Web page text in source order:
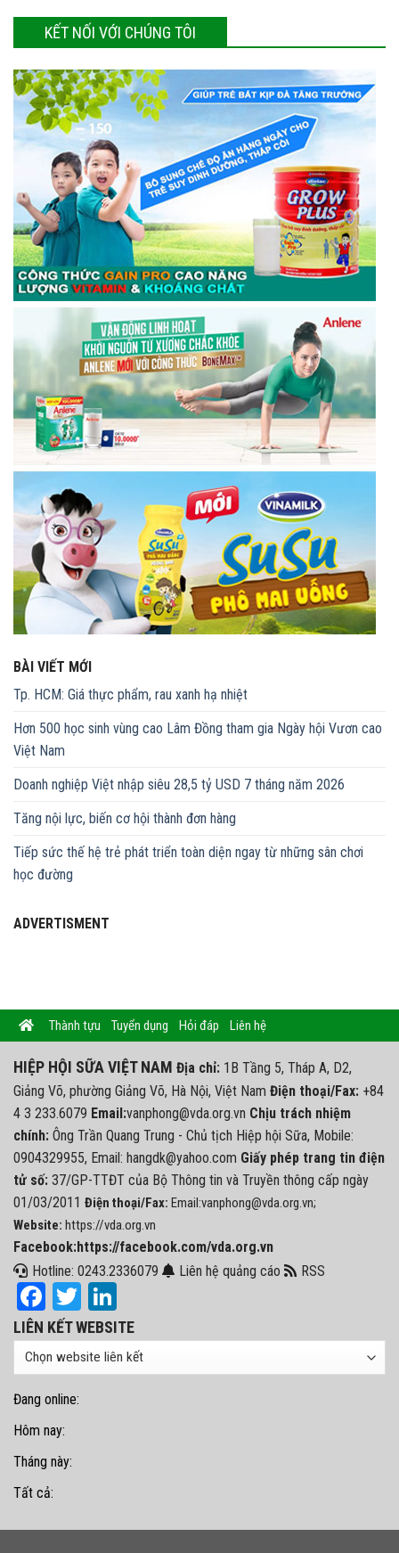
KẾT NỐI VỚI CHÚNG TÔI
BÀI VIẾT MỚI
Tp. HCM: Giá thực phẩm, rau xanh hạ nhiệt
Hơn 500 học sinh vùng cao Lâm Đồng tham gia Ngày hội Vươn cao
Việt Nam
Doanh nghiệp Việt nhập siêu 28,5 tỷ USD 7 tháng năm 2026
Tăng nội lực, biến cơ hội thành đơn hàng
Tiếp sức thế hệ trẻ phát triển toàn diện ngay từ những sân chơi
học đường
ADVERTISMENT
Thành tựu Tuyển dụng Hỏi đáp Liên hệ
HIỆP HỘI SỮA VIỆT NAM Địa chỉ: 1B Tầng 5, Tháp A, D2,
Giảng Võ, phường Giảng Võ, Hà Nội, Việt Nam Điện thoại/Fax: +84
4 3 233.6079 Email:vanphong@vda.org.vn Chịu trách nhiệm
chính: Ông Trần Quang Trung - Chủ tịch Hiệp hội Sữa, Mobile:
0904329955, Email: hangdk@yahoo.com Giấy phép trang tin điện
tử số: 37/GP-TTĐT của Bộ Thông tin và Truyền thông cấp ngày
01/03/2011 Điện thoại/Fax: Email:vanphong@vda.org.vn;
Website: https://vda.org.vn
Facebook:https://facebook.com/vda.org.vn
Hotline: 0243.2336079
Liên hệ quảng cáo RSS
Facebook
Twitter
LIÊN KẾT WEBSITE
Đang online:
Hôm nay:
Tháng này:
Tất cả: